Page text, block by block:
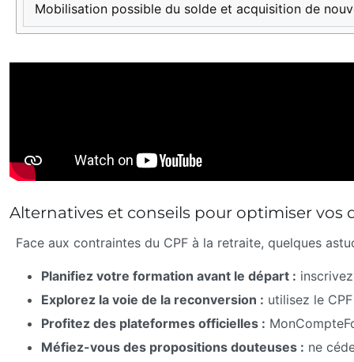
Mobilisation possible du solde et acquisition de
Alternatives et conseils pour optimiser
Face aux contraintes du CPF à la retraite, quelques
Planifiez votre formation avant le départ :
Explorez la voie de la reconversion : utilisez le
Profitez des plateformes officielles :
Méfiez-vous des propositions douteuses : ne